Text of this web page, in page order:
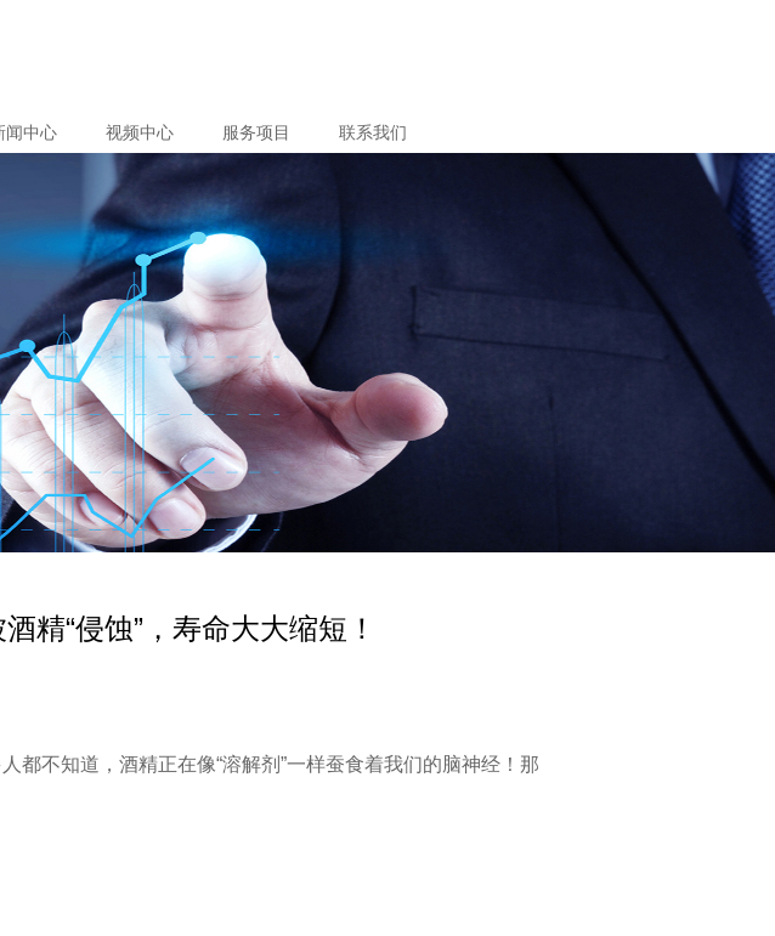
闻中心 视频中心 服务项目 联系我们
精“侵蚀”，寿命大大缩短！
不知道，酒精正在像“溶解剂”一样蚕食着我们的脑神经！那